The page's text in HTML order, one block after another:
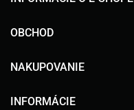
OBCHOD
NAKUPOVANIE
INFORMÁCIE